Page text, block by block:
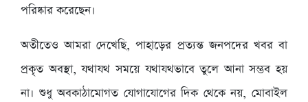
পরিষ্কার করেছেন।
অতীতেও আমরা দেখেছি, পাহাড়ের প্রত্যন্ত জনপদের খবর বা
প্রকৃত অবস্থা, যথাযথ সময়ে যথাযথভাবে তুলে আনা সম্ভব হয়
না। শুধু অবকাঠামোগত যোগাযোগের দিক থেকে নয়, মোবাইল